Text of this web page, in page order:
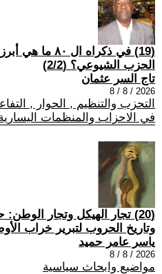
(19) في ذكراه ال
الحزب الشيوعي؟ (2/2)
تاج السر عثمان
2026 / 8 / 8
التحزب والتنظيم , الحوار ,
في الاحزاب والمنظمات
(20) تجار الهيكل وتجار
وتاريخ الحروب لتبرير خراب
ياسر عامر حميد
2026 / 8 / 8
مواضيع وابحاث سياسية